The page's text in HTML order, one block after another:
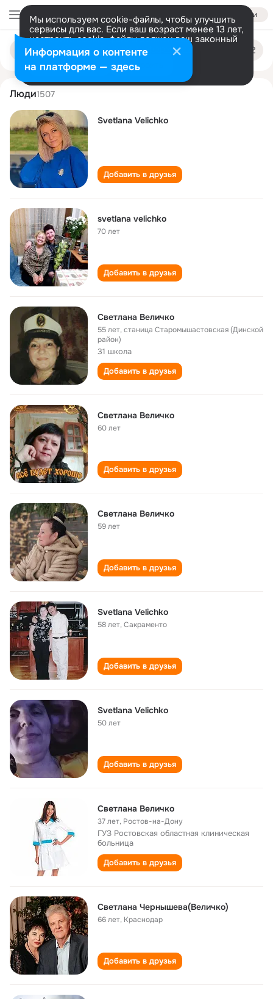
Войти
Мы используем cookie-файлы, чтобы улучшить
сервисы для вас. Если ваш возраст менее 13 лет,
настроить cookie-файлы должен ваш законный
представитель. Больше информации
Разрешить все Настроить
Поиск
людям
svetlana velichko
Люди1507
Svetlana Velichko
Добавить в друзья
svetlana velichko
70 лет
Добавить в друзья
Светлана Величко
55 лет,станица Старомышастовская (Динской
район)
31 школа
Добавить в друзья
Светлана Величко
60 лет
Добавить в друзья
Светлана Величко
59 лет
Добавить в друзья
Svetlana Velichko
58 лет,Сакраменто
Добавить в друзья
Svetlana Velichko
50 лет
Добавить в друзья
Светлана Величко
37 лет, Ростов-на-Дону
ГУЗ Ростовская областная клиническая
больница
Добавить в друзья
Светлана Чернышева(Величко)
66 лет, Краснодар
Добавить в друзья
Информация о контенте
на платформе — здесь